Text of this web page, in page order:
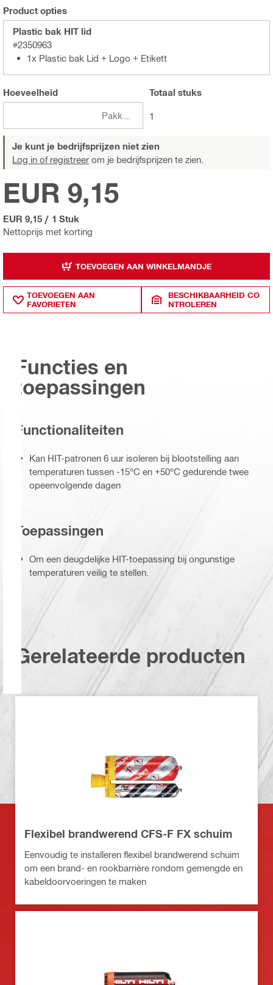
Product opties
Plastic bak HIT lid
#2350963
1x Plastic bak Lid + Logo + Etikett
Hoeveelheid
Pakketten
Totaal stuks
1
Je kunt je bedrijfsprijzen niet zien
Log in of registreer om je bedrijfsprijzen te zien.
Nettoprijs met korting
EUR 9,15
EUR 9,15 / 1 Stuk
TOEVOEGEN AAN WINKELMANDJE
TOEVOEGEN AAN
FAVORIETEN
BESCHIKBAARHEID CO
NTROLEREN
Functies en
toepassingen
Functionaliteiten
Kan HIT-patronen 6 uur isoleren bij blootstelling aan
temperaturen tussen -15°C en +50°C gedurende twee
opeenvolgende dagen
Toepassingen
Om een deugdelijke HIT-toepassing bij ongunstige
temperaturen veilig te stellen.
Gerelateerde producten
Flexibel brandwerend CFS-F FX schuim
Eenvoudig te installeren flexibel brandwerend schuim
om een brand- en rookbarrière rondom gemengde en
kabeldoorvoeringen te maken